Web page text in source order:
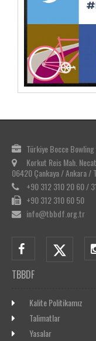
Türkiye Bocce
Korkut Reis Mah.
06420 Çankaya / Ankara /
+90 312 310 20 60 /
+90 312 310 60 50
info@tbbdf.org.tr
TBBDF
Kalite Politikamız
Talimatlar
Yasalar